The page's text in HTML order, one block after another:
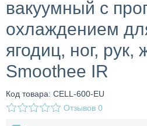
вакуумный с
охлаждением
ягодиц, ног, рук,
Smoothee IR
Код товара: CELL-600-EU
Отзывов 0